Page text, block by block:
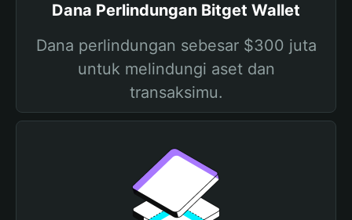
Dana Perlindungan Bitget Wallet
Dana perlindungan sebesar $300 juta
untuk melindungi aset dan
transaksimu.